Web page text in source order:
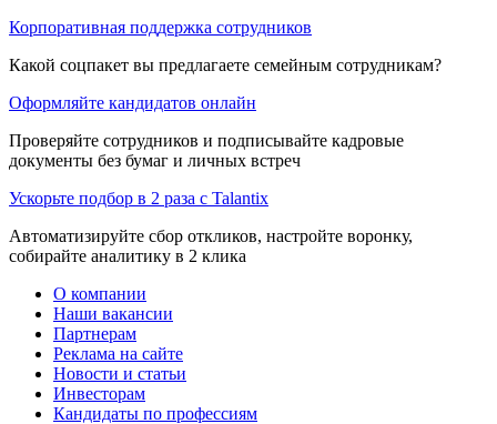
Корпоративная поддержка сотрудников
Какой соцпакет вы предлагаете семейным сотрудникам?
Оформляйте кандидатов онлайн
Проверяйте сотрудников и подписывайте кадровые
документы без бумаг и личных встреч
Ускорьте подбор в 2 раза с Talantix
Автоматизируйте сбор откликов, настройте воронку,
собирайте аналитику в 2 клика
О компании
Наши вакансии
Партнерам
Реклама на сайте
Новости и статьи
Инвесторам
Кандидаты по профессиям